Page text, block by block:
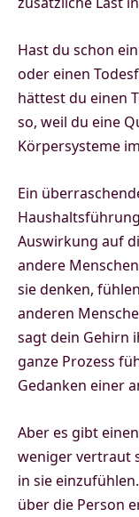
Hast du schon
oder einen
hättest du einen
so, weil du eine
Körpersysteme
Ein
Auswirkung auf
andere
sie denken,
anderen
sagt dein Gehirn
ganze Prozess
Gedanken einer
Aber es gibt
weniger vertraut
in sie
über die Person